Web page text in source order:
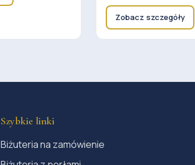
Zobacz szczegóły
Szybkie linki
Biżuteria na zamówienie